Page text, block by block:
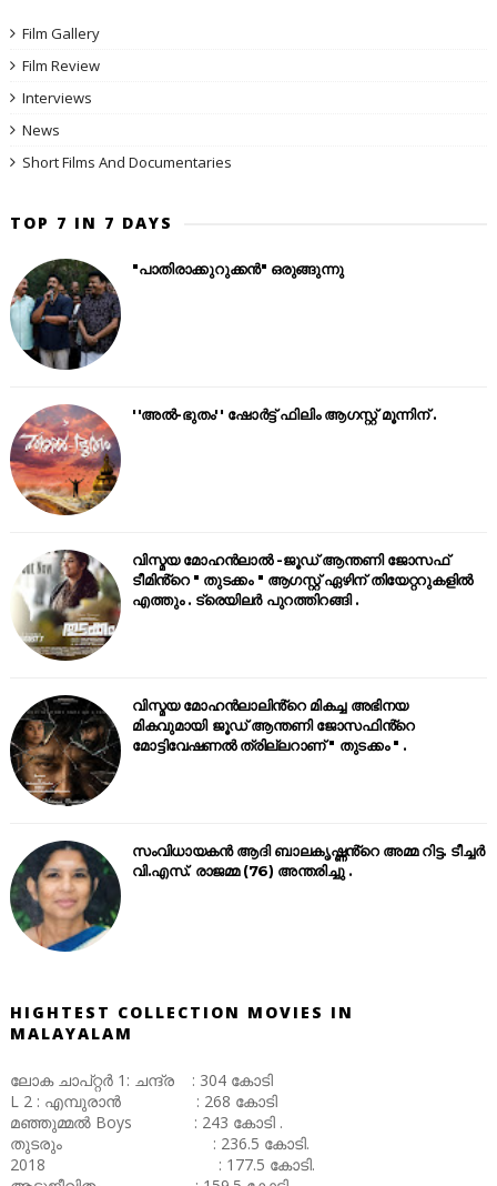
Film Gallery
Film Review
Interviews
News
Short Films And Documentaries
TOP 7 IN 7 DAYS
"പാതിരാക്കുറുക്കൻ" ഒരുങ്ങുന്നു
''അൽ-ഭുതം'' ഷോർട്ട് ഫിലിം ആഗസ്റ്റ് മൂന്നിന് .
വിസ്മയ മോഹൻലാൽ -ജൂഡ് ആന്തണി ജോസഫ്
ടീമിൻ്റെ " തുടക്കം " ആഗസ്റ്റ് ഏഴിന് തിയേറ്ററുകളിൽ
എത്തും . ട്രെയിലർ പുറത്തിറങ്ങി .
വിസ്മയ മോഹൻലാലിൻ്റെ മികച്ച അഭിനയ
മികവുമായി ജൂഡ് ആന്തണി ജോസഫിൻ്റെ
മോട്ടിവേഷണൽ ത്രില്ലറാണ് " തുടക്കം " .
സംവിധായകൻ ആദി ബാലകൃഷ്ണൻ്റെ അമ്മ റിട്ട. ടീച്ചർ
വി.എസ്. രാജമ്മ (76) അന്തരിച്ചു .
HIGHTEST COLLECTION MOVIES IN
MALAYALAM
ലോക ചാപ്റ്റർ 1: ചന്ദ്ര : 304 കോടി
L 2 : എമ്പുരാൻ : 268 കോടി
മഞ്ഞുമ്മൽ Boys : 243 കോടി .
തുടരും : 236.5 കോടി.
2018 : 177.5 കോടി.